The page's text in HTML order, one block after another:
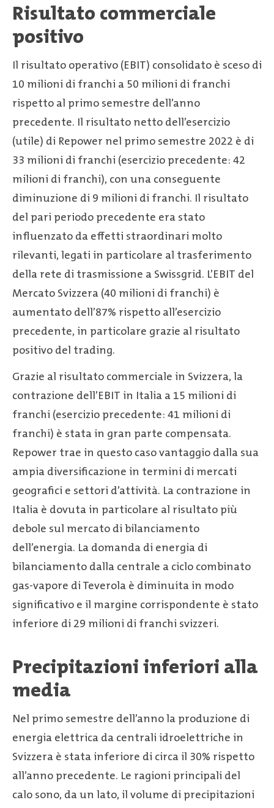
Risultato commerciale
positivo
Il risultato operativo (EBIT) consolidato è sceso di
10 milioni di franchi a 50 milioni di franchi
rispetto al primo semestre dell’anno
precedente. Il risultato netto dell’esercizio
(utile) di Repower nel primo semestre 2022 è di
33 milioni di franchi (esercizio precedente: 42
milioni di franchi), con una conseguente
diminuzione di 9 milioni di franchi. Il risultato
del pari periodo precedente era stato
influenzato da effetti straordinari molto
rilevanti, legati in particolare al trasferimento
della rete di trasmissione a Swissgrid. L’EBIT del
Mercato Svizzera (40 milioni di franchi) è
aumentato dell’87% rispetto all’esercizio
precedente, in particolare grazie al risultato
positivo del trading.
Grazie al risultato commerciale in Svizzera, la
contrazione dell’EBIT in Italia a 15 milioni di
franchi (esercizio precedente: 41 milioni di
franchi) è stata in gran parte compensata.
Repower trae in questo caso vantaggio dalla sua
ampia diversificazione in termini di mercati
geografici e settori d’attività. La contrazione in
Italia è dovuta in particolare al risultato più
debole sul mercato di bilanciamento
dell’energia. La domanda di energia di
bilanciamento dalla centrale a ciclo combinato
gas-vapore di Teverola è diminuita in modo
significativo e il margine corrispondente è stato
inferiore di 29 milioni di franchi svizzeri.
Precipitazioni inferiori alla
media
Nel primo semestre dell’anno la produzione di
energia elettrica da centrali idroelettriche in
Svizzera è stata inferiore di circa il 30% rispetto
all’anno precedente. Le ragioni principali del
calo sono, da un lato, il volume di precipitazioni